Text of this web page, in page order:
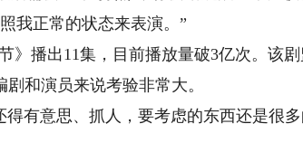
我正常的状态来表演。”
播出11集，目前播放量破3亿次。该剧
和演员来说考验非常大。
有意思、抓人，要考虑的东西还是很多